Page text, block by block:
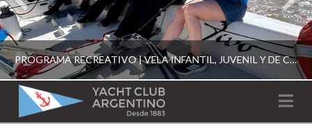
PROGRAMA RECREATIVO | VELA INFANTIL, JUVENIL Y DE CRUCERO 2026
YACHT